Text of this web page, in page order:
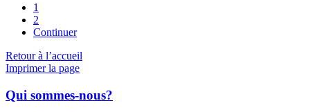
1
2
Continuer
Retour à l’accueil
Imprimer la page
Qui sommes-nous?